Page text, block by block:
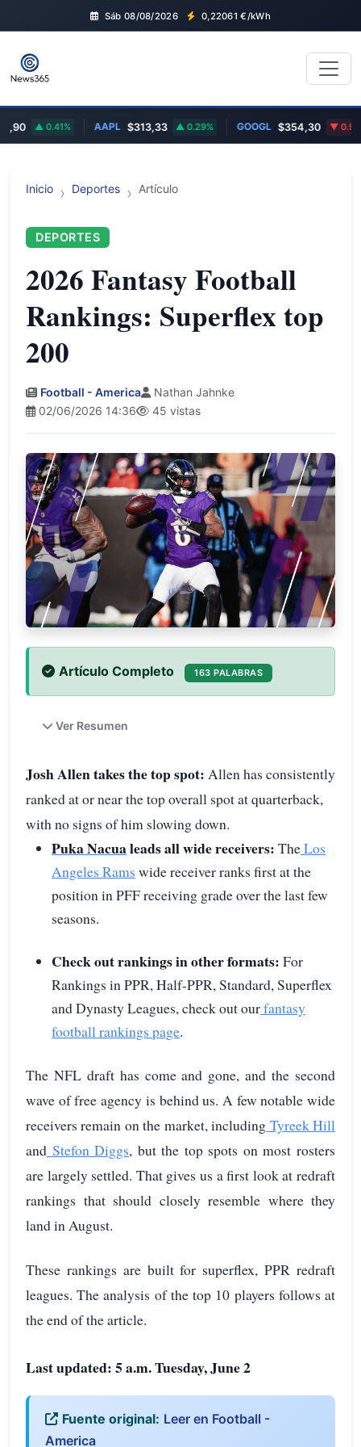
Sáb 08/08/2026 0,22061 €/kWh
0.41% AAPL $313,33 0.29% GOOGL $354,30 0.96%
Inicio Deportes Artículo
DEPORTES
2026 Fantasy Football
Rankings: Superflex top
200
Football - America
Nathan Jahnke
02/06/2026 14:36
45 vistas
Artículo Completo 163 PALABRAS
Ver Resumen
Josh Allentakes the top spot: Allen has consistently
ranked at or near the top overall spot at quarterback,
with no signs of him slowing down.
Puka Nacualeads all wide receivers: TheLos
Angeles Rams wide receiver ranks first at the
position in PFF receiving grade over the last few
seasons.
Check out rankings in other formats: For
Rankings in PPR, Half-PPR, Standard, Superflex
and Dynasty Leagues, check out ourfantasy
football rankings page.
The NFL draft has come and gone, and the second
wave of free agency is behind us. A few notable wide
receivers remain on the market, including Tyreek Hill
and Stefon Diggs, but the top spots on most rosters
are largely settled. That gives us a first look at redraft
rankings that should closely resemble where they
land in August.
These rankings are built for superflex, PPR redraft
leagues. The analysis of the top 10 players follows at
the end of the article.
Last updated: 5 a.m.Tuesday, June 2
Fuente original: Leer en Football -
America